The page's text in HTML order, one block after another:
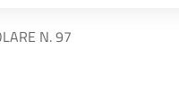
N. 97